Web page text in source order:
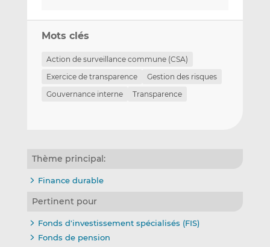
Mots clés
Action de surveillance commune (CSA)
Exercice de transparence
Gestion des risques
Gouvernance interne
Transparence
Thème principal:
Finance durable
Pertinent pour
Fonds d'investissement spécialisés (FIS)
Fonds de pension